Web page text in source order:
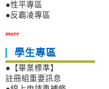
●性平專區
●反霸凌專區
more
學生專區
●【畢業標準】
註冊組重要訊息